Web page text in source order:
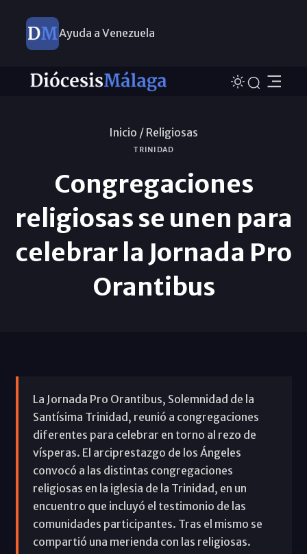
Ayuda a Venezuela
Inicio / Religiosas
TRINIDAD
Congregaciones
religiosas se unen para
celebrar la Jornada Pro
Orantibus
La Jornada Pro Orantibus, Solemnidad de la
Santísima Trinidad, reunió a congregaciones
diferentes para celebrar en torno al rezo de
vísperas. El arciprestazgo de los Ángeles
convocó a las distintas congregaciones
religiosas en la iglesia de la Trinidad, en un
encuentro que incluyó el testimonio de las
comunidades participantes. Tras el mismo se
compartió una merienda con las religiosas.